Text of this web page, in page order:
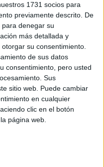
1731 socios para
previamente descrito. De
denegar su
más detallada y
su consentimiento.
de sus datos
consentimiento, pero usted
Sus
sitio web. Puede cambiar
en cualquier
clic en el botón
página web.
, todo parece
y volvés al centro de la
Con el Sol en tu signo,
de tu vida: tu carrera
La etapa de
y a ganar claridad. Ahora,
en Leo en los
transitando tu signo
desaparecen
tus sueños: el momento